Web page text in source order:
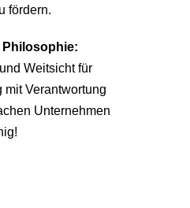
fördern.
Philosophie:
Weitsicht für
mit Verantwortung
Unternehmen